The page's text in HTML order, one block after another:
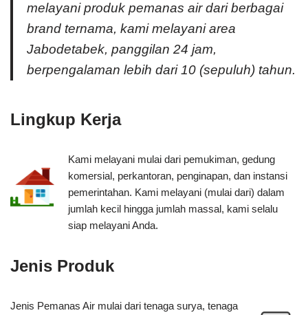
melayani produk pemanas air dari berbagai
brand ternama, kami melayani area
Jabodetabek, panggilan 24 jam,
berpengalaman lebih dari 10 (sepuluh) tahun.
Lingkup Kerja
Kami melayani mulai dari pemukiman, gedung
komersial, perkantoran, penginapan, dan instansi
pemerintahan. Kami melayani (mulai dari) dalam
jumlah kecil hingga jumlah massal, kami selalu
siap melayani Anda.
Jenis Produk
Jenis Pemanas Air mulai dari tenaga surya, tenaga